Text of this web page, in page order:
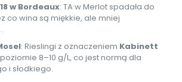
w Bordeaux: TA w Merlot spadała do
co wina są miękkie, ale mniej
: Rieslingi z oznaczeniem Kabinett
8–10 g/L, co jest normą dla
i słodkiego.